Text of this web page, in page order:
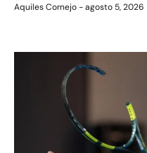
Aquiles Cornejo agosto 5, 2026